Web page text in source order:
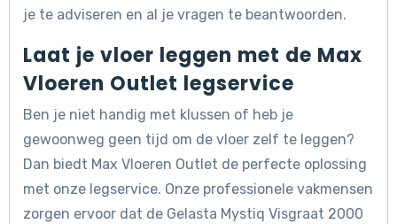
je te adviseren en al je vragen te beantwoorden.
Laat je vloer leggen met de Max
Vloeren Outlet legservice
Ben je niet handig met klussen of heb je
gewoonweg geen tijd om de vloer zelf te leggen?
Dan biedt Max Vloeren Outlet de perfecte oplossing
met onze legservice. Onze professionele vakmensen
zorgen ervoor dat de Gelasta Mystiq Visgraat 2000